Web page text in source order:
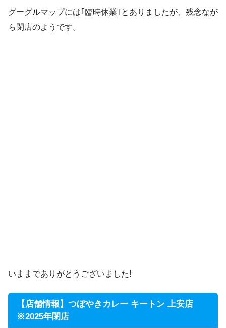
グーグルマップには｢臨時休業｣とありましたが、残念なが
ら閉店のようです。
いままでありがとうございました!
【店舗情報】つぼやきカレー キートン 上安店
※2025年閉店